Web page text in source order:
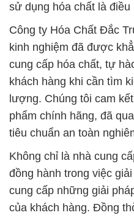
sử dụng hóa chất là điều
Công ty Hóa Chất Đắc
kinh nghiệm đã được
cung cấp hóa chất, tự
khách hàng khi cần tìm
lượng. Chúng tôi cam
phẩm chính hãng, đã
tiêu chuẩn an toàn
Không chỉ là nhà cung
đồng hành trong việc
cung cấp những giải
của khách hàng. Đồng